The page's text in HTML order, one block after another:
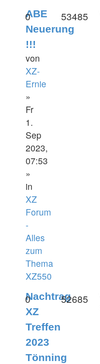
ABE
Neuerung
!!!
von
XZ-
Ernie
»
Fr
1.
Sep
2023,
07:53
»
in
XZ
Forum
-
Alles
zum
Thema
XZ550
0 53485
Nachtrag
XZ
Treffen
2023
Tönning
0 52685